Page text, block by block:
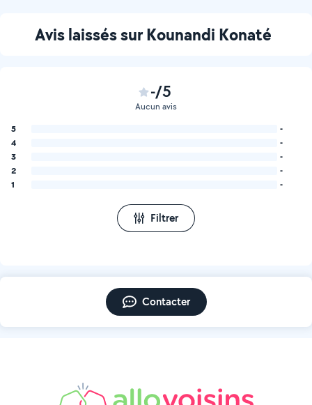
Avis laissés sur Kounandi Konaté
-/5
Aucun avis
5
-
4
-
3
-
2
-
1
-
Filtrer
Contacter